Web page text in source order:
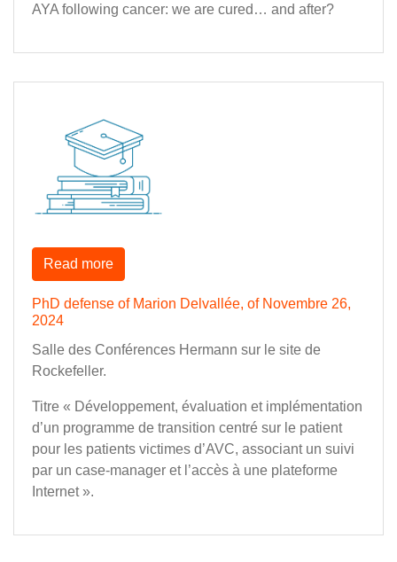
AYA following cancer: we are cured… and after?
PhD defense of Marion Delvallée, of Novembre 26,
2024
Salle des Conférences Hermann sur le site de
Rockefeller.
Titre « Développement, évaluation et implémentation
d’un programme de transition centré sur le patient
pour les patients victimes d’AVC, associant un suivi
par un case-manager et l’accès à une plateforme
Internet ».
Read more